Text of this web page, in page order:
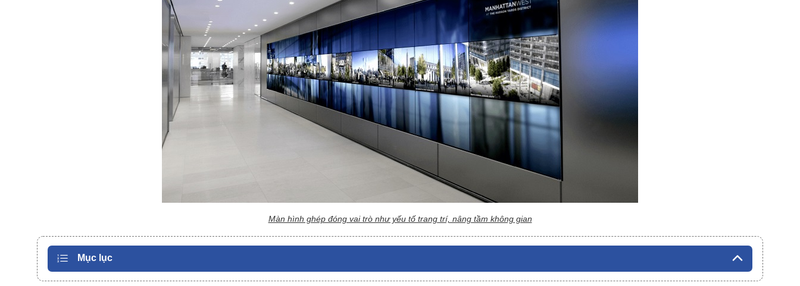
Màn hình ghép đóng vai trò như yếu tố trang trí, nâng tầm không gian
Mục lục